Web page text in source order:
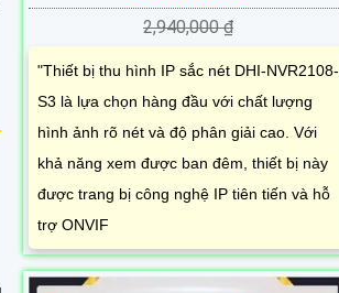
2,940,000 ₫
"Thiết bị thu hình IP sắc nét DHI-NVR2108-
S3 là lựa chọn hàng đầu với chất lượng
hình ảnh rõ nét và độ phân giải cao. Với
khả năng xem được ban đêm, thiết bị này
được trang bị công nghệ IP tiên tiến và hỗ
trợ ONVIF